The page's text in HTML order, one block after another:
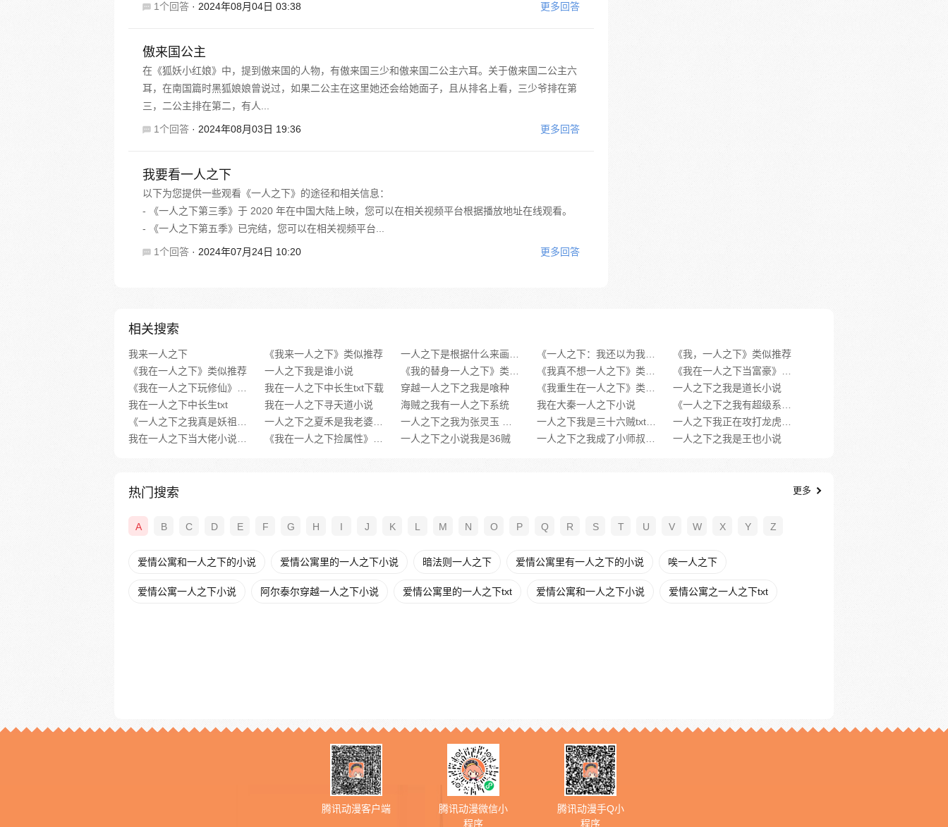
1个回答 · 2024年08月04日 03:38 更多回答
傲来国公主
在《狐妖小红娘》中，提到傲来国的人物，有傲来国三少和傲来国二公主六耳。关于傲来国二公主六
耳，在南国篇时黑狐娘娘曾说过，如果二公主在这里她还会给她面子，且从排名上看，三少爷排在第
三，二公主排在第二，有人...
1个回答 · 2024年08月03日 19:36 更多回答
我要看一人之下
以下为您提供一些观看《一人之下》的途径和相关信息：
- 《一人之下第三季》于 2020 年在中国大陆上映，您可以在相关视频平台根据播放地址在线观看。
- 《一人之下第五季》已完结，您可以在相关视频平台...
1个回答 · 2024年07月24日 10:20 更多回答
相关搜索
我来一人之下 《我来一人之下》类似推荐
《我，一人之下》类似推荐
《我在一人之下》类似推荐
一人之下我是谁小说
我在一人之下中长生txt下载 穿越一人之下之我是喰种
一人之下之我是道长小说
我在一人之下中长生txt
我在一人之下寻天道小说 海贼之我有一人之下系统 我在大秦一人之下小说
一人之下之小说我是36贼 一人之下之我是王也小说
热门搜索 更多
A B C D E F G H I J K L M N O P Q R S T U V W X Y Z
爱情公寓和一人之下的小说 爱情公寓里的一人之下小说 暗法则一人之下 爱情公寓里有一人之下的小说 唉一人之下
爱情公寓一人之下小说 阿尔泰尔穿越一人之下小说 爱情公寓里的一人之下txt 爱情公寓和一人之下小说 爱情公寓之一人之下txt
腾讯动漫客户端
腾讯动漫微信小
程序
腾讯动漫手Q小
程序